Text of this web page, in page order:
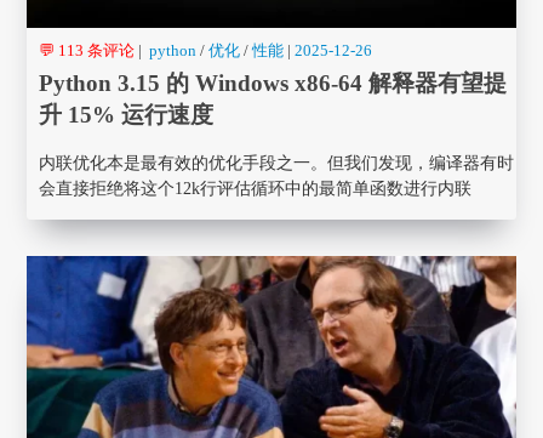
💬 113 条评论 | python / 优化 / 性能 |2025-12-26
Python 3.15 的 Windows x86-64 解释器有望提
升 15% 运行速度
内联优化本是最有效的优化手段之一。但我们发现，编译器有时
会直接拒绝将这个12k行评估循环中的最简单函数进行内联